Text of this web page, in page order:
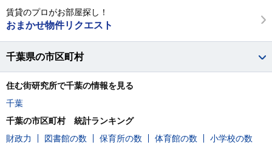
賃貸のプロがお部屋探し！
おまかせ物件リクエスト
千葉県の市区町村
住む街研究所で千葉の情報を見る
千葉
千葉の市区町村 統計ランキング
財政力
図書館の数 保育所の数 体育館の数 小学校の数